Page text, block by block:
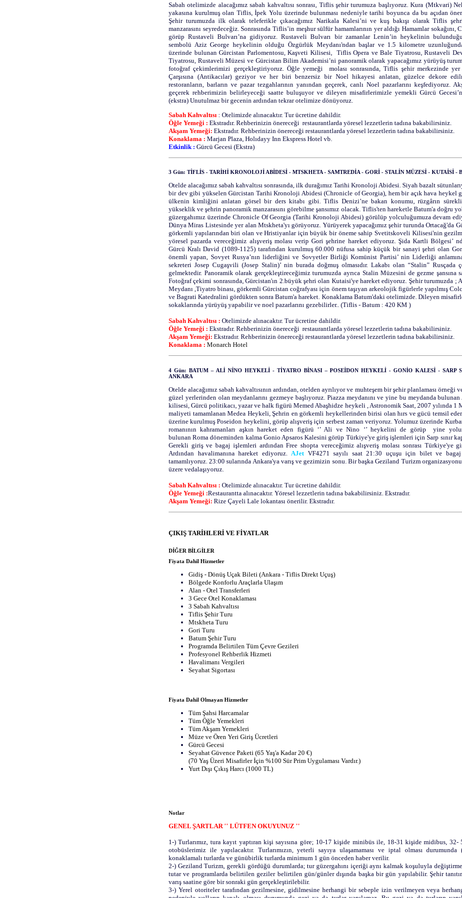
Sabah otelimizde alacağımız sabah kahvaltısı sonrası, Tiflis şehir turumuza başlıyoruz. Kura (Mtkvari)
yakasına kurulmuş olan Tiflis, İpek Yolu üzerinde bulunması nedeniyle tarihi boyunca da bu açıdan
Şehir turumuzda ilk olarak teleferikle çıkacağımız Narikala Kalesi’ni ve kuş bakışı olarak Tiflis
manzarasını seyredeceğiz. Sonrasında Tiflis’in meşhur sülfür hamamlarının yer aldığı Hamamlar sokağını,
görüp Rustaveli Bulvarı’na gidiyoruz. Rustaveli Bulvarı bir zamanlar Lenin’in heykelinin bulunduğu
sembolü Aziz George heykelinin olduğu Özgürlük Meydanı'ndan başlar ve 1.5 kilometre
üzerinde bulunan Gürcistan Parlomentosu, Kaşveti Kilisesi, Tiflis Opera ve Bale Tiyatrosu, Rustaveli
Tiyatrosu, Rustaveli Müzesi ve Gürcistan Bilim Akademisi’ni panoramik olarak yapacağımız yürüyüş
fotoğraf çekimlerimizi gerçekleştiriyoruz. Öğle yemeği molası sonrasında, Tiflis şehir merkezinde yer
Çarşısına (Antikacılar) geziyor ve her biri benzersiz bir Noel hikayesi anlatan, güzelce dekore
restoranların, barların ve pazar tezgahlarının yanından geçerek, canlı Noel pazarlarını keşfediyoruz.
geçerek rehberimizin belirleyeceği saatte buluşuyor ve dileyen misafirlerimizle yemekli Gürcü
(ekstra) Unutulmaz bir gecenin ardından tekrar otelimize dönüyoruz.
Sabah Kahvaltısı : Otelimizde alınacaktır. Tur ücretine dahildir.
Öğle Yemeği : Ekstradır. Rehberinizin önereceği restaurantlarda yöresel lezzetlerin tadına bakabilirsiniz.
Akşam Yemeği: Ekstradır. Rehberinizin önereceği restaurantlarda yöresel lezzetlerin tadına bakabilirsiniz.
Konaklama : Marjan Plaza, Holıdayy Inn Ekspress Hotel vb.
Etkinlik : Gürcü Gecesi (Ekstra)
3 Gün: TİFLİS - TARİHİ KRONOLOJİ ABİDESİ - MTSKHETA - SAMTREDİA - GORİ - STALİN MÜZESİ - KUTAİSİ -
Otelde alacağımız sabah kahvaltısı sonrasında, ilk durağımız Tarihi Kronoloji Abidesi. Siyah bazalt
bir dev gibi yükselen Gürcistan Tarihi Kronoloji Abidesi (Chronicle of Georgia), hem bir açık hava heykel
ülkenin kimliğini anlatan görsel bir ders kitabı gibi. Tiflis Denizi’ne bakan konumu, rüzgârın sürekli
yükseklik ve şehrin panoramik manzarasını görebilme şansımız olacak. Tiflis'ten hareketle Batum'a doğru
güzergahımız üzerinde Chronicle Of Georgia (Tarihi Kronoloji Abidesi) görülüp yolculuğumuza devam
Dünya Miras Listesinde yer alan Mtskheta'yı görüyoruz. Yürüyerek yapacağımız şehir turunda Ortacağ'da
görkemli yapılarından biri olan ve Hristiyanlar için büyük bir öneme sahip Svetitskoveli Kilisesi'nin
yöresel pazarda vereceğimiz alışveriş molası verip Gori şehrine hareket ediyoruz. Şida Kartli Bölgesi’
Gürcü Kralı David (1089-1125) tarafından kurulmuş 60.000 nüfusa sahip küçük bir sanayi şehri olan
önemli yapan, Sovyet Rusya’nın liderliğini ve Sovyetler Birliği Komünist Partisi’ nin Liderliği
sekreteri Josep Cugaşvili (Josep Stalin)’ nin burada doğmuş olmasıdır. Lakabı olan “Stalin” Rusçada
gelmektedir. Panoramik olarak gerçekleştireceğimiz turumuzda ayrıca Stalin Müzesini de gezme şansına
Fotoğraf çekimi sonrasında, Gürcistan'ın 2.büyük şehri olan Kutaisi'ye hareket ediyoruz. Şehir turumuzda ;
Meydanı ,Tiyatro binası, görkemli Gürcistan coğrafyası için önem taşıyan arkeolojik figürlerle yapılmış
ve Bagrati Katedralini gördükten sonra Batum'a hareket. Konaklama Batum'daki otelimizde. Dileyen
sokaklarında yürüyüş yapabilir ve noel pazarlarını gezebilirler.. (Tiflis - Batum : 420 KM )
Sabah Kahvaltısı : Otelimizde alınacaktır. Tur ücretine dahildir.
Öğle Yemeği : Ekstradır. Rehberinizin önereceği restaurantlarda yöresel lezzetlerin tadına bakabilirsiniz.
Akşam Yemeği: Ekstradır. Rehberinizin önereceği restaurantlarda yöresel lezzetlerin tadına bakabilirsiniz.
Konaklama : Monarch Hotel
4 Gün: BATUM – ALİ NİNO HEYKELİ - TİYATRO BİNASI – POSEİDON HEYKELİ - GONİO KALESİ - SARP
ANKARA
Otelde alacağımız sabah kahvaltısının ardından, otelden ayrılıyor ve muhteşem bir şehir planlaması örneği
güzel yerlerinden olan meydanlarını gezmeye başlıyoruz. Piazza meydanını ve yine bu meydanda
kilisesi, Gürcü politikacı, yazar ve halk figürü Memed Abaşhidze heykeli , Astronomik Saat, 2007 yılında 1
maliyeti tamamlanan Medea Heykeli, Şehrin en görkemli heykellerinden birisi olan hırs ve gücü temsil
üzerine kurulmuş Poseidon heykelini, görüp alışveriş için serbest zaman veriyoruz. Yolumuz üzerinde
romanının kahramanları aşkın hareket eden figürü ‘’ Ali ve Nino ‘’ heykelini de görüp yine
bulunan Roma döneminden kalma Gonio Apsaros Kalesini görüp Türkiye'ye giriş işlemleri için Sarp sınır
Gerekli giriş ve bagaj işlemleri ardından Free shopta vereceğimiz alışveriş molası sonrası Türkiye'ye
Ardından havalimanına hareket ediyoruz. AJet VF4271 sayılı saat 21:30 uçuşu için bilet ve bagaj
tamamlıyoruz. 23:00 sularında Ankara'ya varış ve gezimizin sonu. Bir başka Geziland Turizm
üzere vedalaşıyoruz.
Sabah Kahvaltısı : Otelimizde alınacaktır. Tur ücretine dahildir.
Öğle Yemeği :Restaurantta alınacaktır. Yöresel lezzetlerin tadına bakabilirsiniz. Ekstradır.
Akşam Yemeği: Rize Çayeli Lale lokantası önerilir. Ekstradır.
ÇIKIŞ TARİHLERİ VE FİYATLAR
DİĞER BİLGİLER
Fiyata Dahil Hizmetler
Gidiş - Dönüş Uçak Bileti (Ankara - Tiflis Direkt Uçuş)
Bölgede Konforlu Araçlarla Ulaşım
Alan - Otel Transferleri
3 Gece Otel Konaklaması
3 Sabah Kahvaltısı
Tiflis Şehir Turu
Mtskheta Turu
Gori Turu
Batum Şehir Turu
Programda Belirtilen Tüm Çevre Gezileri
Profesyonel Rehberlik Hizmeti
Havalimanı Vergileri
Seyahat Sigortası
Fiyata Dahil Olmayan Hizmetler
Tüm Şahsi Harcamalar
Tüm Öğle Yemekleri
Tüm Akşam Yemekleri
Müze ve Ören Yeri Giriş Ücretleri
Gürcü Gecesi
Seyahat Güvence Paketi (65 Yaş'a Kadar 20 €)
(70 Yaş Üzeri Misafirler İçin %100 Sür Prim Uygulaması Vardır.)
Yurt Dışı Çıkış Harcı (1000 TL)
Notlar
GENEL ŞARTLAR '' LÜTFEN OKUYUNUZ ''
1-) Turlarımız, tura kayıt yaptıran kişi sayısına göre; 10-17 kişide minibüs ile, 18-31 kişide midibus,
otobüslerimiz ile yapılacaktır. Turlarımızın, yeterli sayıya ulaşamaması ve iptal olması
konaklamalı turlarda ve günübirlik turlarda minimum 1 gün önceden haber verilir.
2-) Geziland Turizm, gerekli gördüğü durumlarda; tur güzergahını içeriği aynı kalmak koşuluyla değiştirme
tutar ve programlarda belirtilen geziler belirtilen gün/günler dışında başka bir gün yapılabilir. Şehir
varış saatine göre bir sonraki gün gerçekleştirilebilir.
3-) Yerel otoriteler tarafından gezilmesine, gidilmesine herhangi bir sebeple izin verilmeyen veya